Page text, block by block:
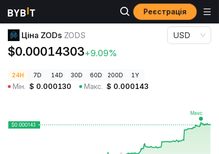
Реєстрація
Ціни криптовалют
Ціна ZODs ZODS
$0.00014303+9.09%
USD
24H 7D 14D 30D 60D 200D 1Y
Мін. $ 0.000130 Макс. $ 0.000143